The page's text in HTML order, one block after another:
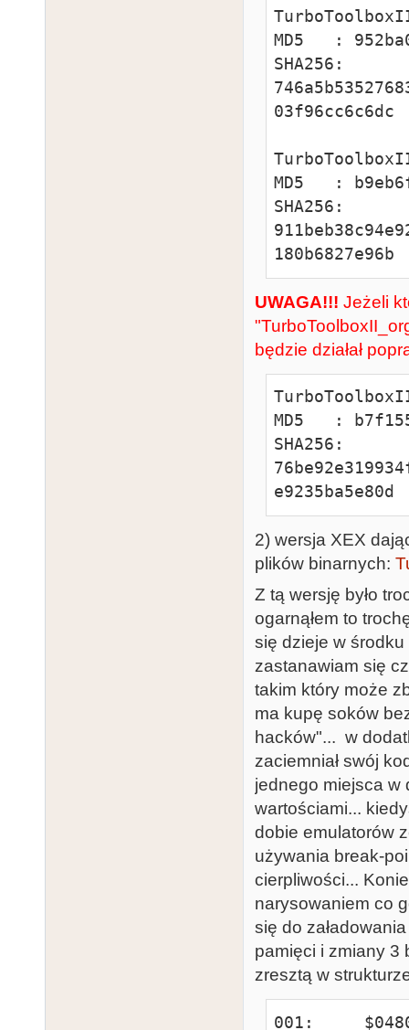
MD5   :
SHA256:
03f96cc6c6dc
MD5   :
SHA256:
180b6827e96b
UWAGA!!! Jeżeli
będzie działał
MD5   :
SHA256:
e9235ba5e80d
2) wersja XEX
plików binarnych:
Z tą wersję było
ogarnąłem to
się dzieje w środku
zastanawiam się
takim który może
ma kupę soków
hacków"... w
zaciemniał swój
jednego miejsca w
wartościami...
dobie emulatorów
używania break-
cierpliwości...
narysowaniem co
się do
pamięci i zmiany 3
zresztą w
001: